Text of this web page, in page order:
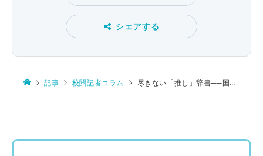
シェアする
記事 校閲記者コラム 尽きない「推し」辞書──国語辞典ナイト〈後編〉